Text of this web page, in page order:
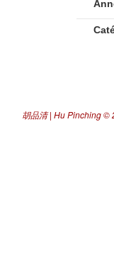
胡品清 | Hu Pinching©